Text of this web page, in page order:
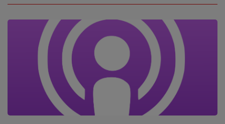
L'ÉQUIPE
GRILLE DES PROGRAMMES
PODCASTS - SAISON 2026/2027